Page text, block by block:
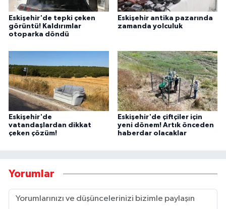
Eskişehir'de tepki çeken
görüntü! Kaldırımlar
otoparka döndü
Eskişehir antika pazarında
zamanda yolculuk
Eskişehir'de
vatandaşlardan dikkat
çeken çözüm!
Eskişehir'de çiftçiler için
yeni dönem! Artık önceden
haberdar olacaklar
Yorumlar